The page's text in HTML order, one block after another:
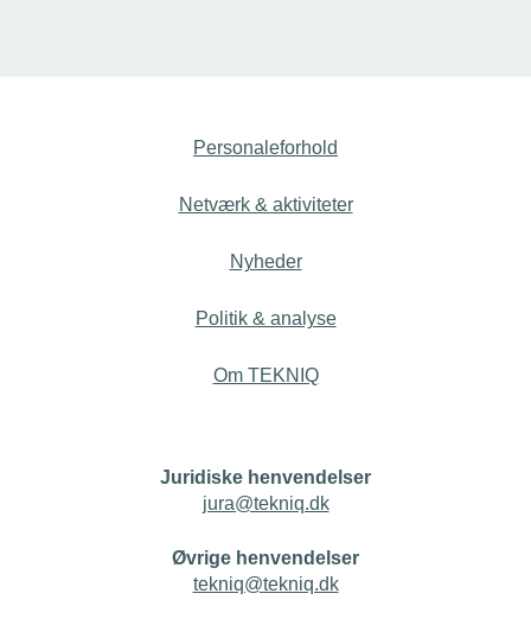
Personaleforhold
Netværk & aktiviteter
Nyheder
Politik & analyse
Om TEKNIQ
Juridiske henvendelser
jura@tekniq.dk
Øvrige henvendelser
tekniq@tekniq.dk